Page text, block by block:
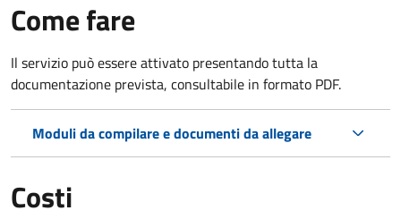
Come fare
Il servizio può essere attivato presentando tutta la
documentazione prevista, consultabile in formato PDF.
Moduli da compilare e documenti da allegare
Costi